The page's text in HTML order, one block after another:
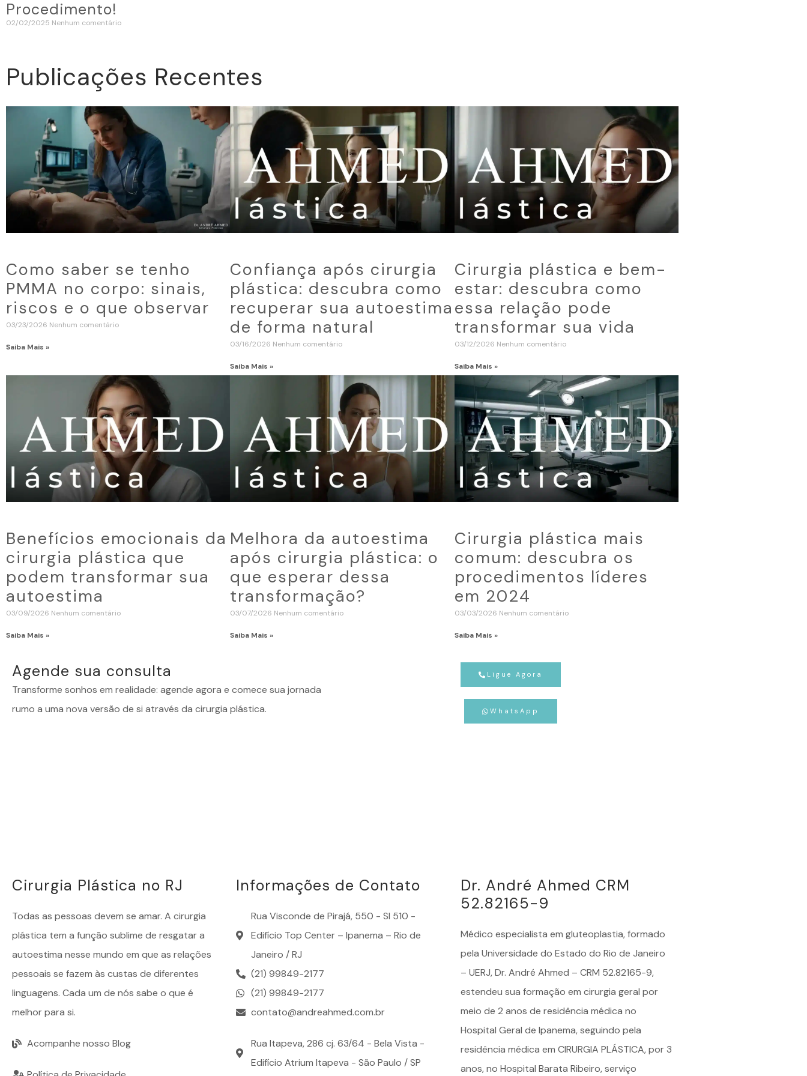
Procedimento!
02/02/2025 Nenhum comentário
Publicações Recentes
Como saber se tenho
PMMA no corpo: sinais,
riscos e o que observar
03/23/2026 Nenhum comentário
Saiba Mais »
Confiança após cirurgia
plástica: descubra como
recuperar sua autoestima
de forma natural
03/16/2026 Nenhum comentário
Saiba Mais »
Cirurgia plástica e bem-
estar: descubra como
essa relação pode
transformar sua vida
03/12/2026 Nenhum comentário
Saiba Mais »
Benefícios emocionais da
cirurgia plástica que
podem transformar sua
autoestima
03/09/2026 Nenhum comentário
Saiba Mais »
Melhora da autoestima
após cirurgia plástica: o
que esperar dessa
transformação?
03/07/2026 Nenhum comentário
Saiba Mais »
Cirurgia plástica mais
comum: descubra os
procedimentos líderes
em 2024
03/03/2026 Nenhum comentário
Saiba Mais »
Agende sua consulta
Transforme sonhos em realidade: agende agora e comece sua jornada
rumo a uma nova versão de si através da cirurgia plástica.
Ligue Agora
WhatsApp
Cirurgia Plástica no RJ
Todas as pessoas devem se amar. A cirurgia
plástica tem a função sublime de resgatar a
autoestima nesse mundo em que as relações
pessoais se fazem às custas de diferentes
linguagens. Cada um de nós sabe o que é
melhor para si.
Acompanhe nosso Blog
Informações de Contato
Rua Visconde de Pirajá, 550 - Sl 510 -
Edifício Top Center – Ipanema – Rio de
Janeiro / RJ
(21) 99849-2177
(21) 99849-2177
contato@andreahmed.com.br
Rua Itapeva, 286 cj. 63/64 - Bela Vista -
Edifício Atrium Itapeva - São Paulo / SP
Dr. André Ahmed CRM
52.82165-9
Médico especialista em gluteoplastia, formado
pela Universidade do Estado do Rio de Janeiro
– UERJ, Dr. André Ahmed – CRM 52.82165-9,
estendeu sua formação em cirurgia geral por
meio de 2 anos de residência médica no
Hospital Geral de Ipanema, seguindo pela
residência médica em CIRURGIA PLÁSTICA, por 3
anos, no Hospital Barata Ribeiro, serviço